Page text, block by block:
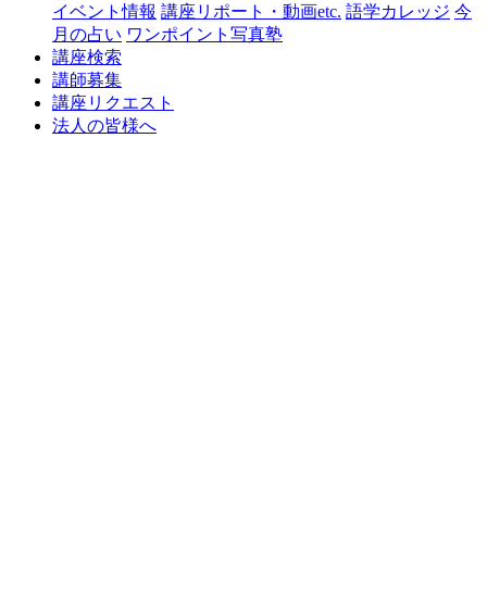
イベント情報 講座リポート・動画etc. 語学カレッジ 今
月の占い ワンポイント写真塾
講座検索
講師募集
講座リクエスト
法人の皆様へ